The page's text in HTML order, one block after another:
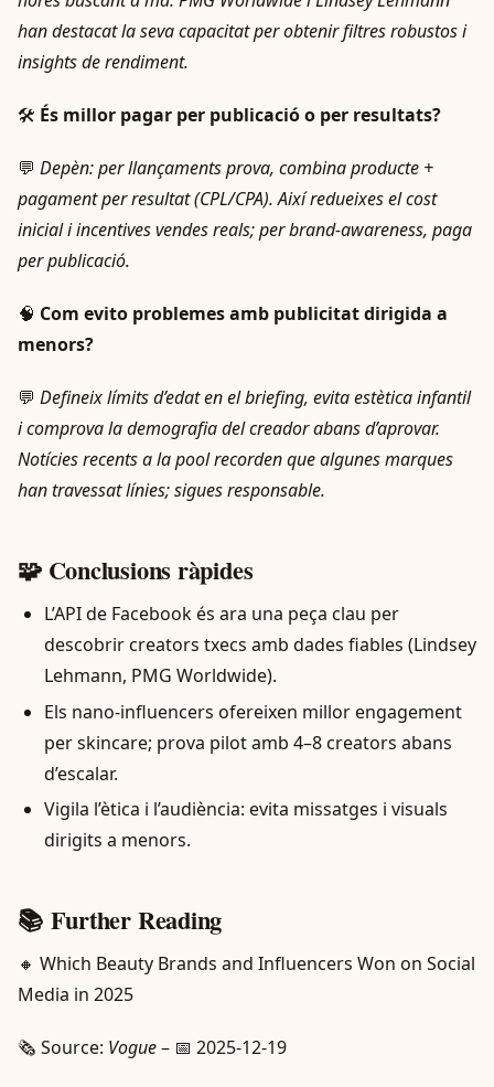
han destacat la seva capacitat per obtenir filtres robustos i
insights de rendiment.
🛠️ És millor pagar per publicació o per resultats?
💬 Depèn: per llançaments prova, combina producte +
pagament per resultat (CPL/CPA). Així redueixes el cost
inicial i incentives vendes reals; per brand-awareness, paga
per publicació.
🧠 Com evito problemes amb publicitat dirigida a
menors?
💬 Defineix límits d’edat en el briefing, evita estètica infantil
i comprova la demografia del creador abans d’aprovar.
Notícies recents a la pool recorden que algunes marques
han travessat línies; sigues responsable.
🧩 Conclusions ràpides
L’API de Facebook és ara una peça clau per
descobrir creators txecs amb dades fiables (Lindsey
Lehmann, PMG Worldwide).
Els nano-influencers ofereixen millor engagement
per skincare; prova pilot amb 4–8 creators abans
d’escalar.
Vigila l’ètica i l’audiència: evita missatges i visuals
dirigits a menors.
📚 Further Reading
🔸 Which Beauty Brands and Influencers Won on Social
Media in 2025
🗞️ Source: Vogue– 📅 2025-12-19